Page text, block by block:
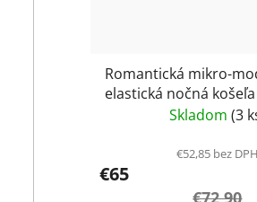
Romantická mikro-
elastická nočná košeľa
gombíkmi s kvetmi -
Skladom (3
€52,85 bez DPH
€65
€72,90